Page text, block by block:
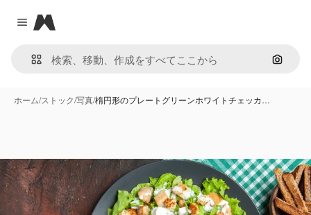
Close menu
Magnific
画像で
ホーム/ストック/写真/楕円形のプレートグリーンホワイトチェッカ…